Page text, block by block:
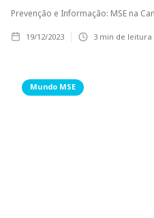
Prevenção e Informação: MSE na
19/12/2023 3 min de leitura
Mundo MSE